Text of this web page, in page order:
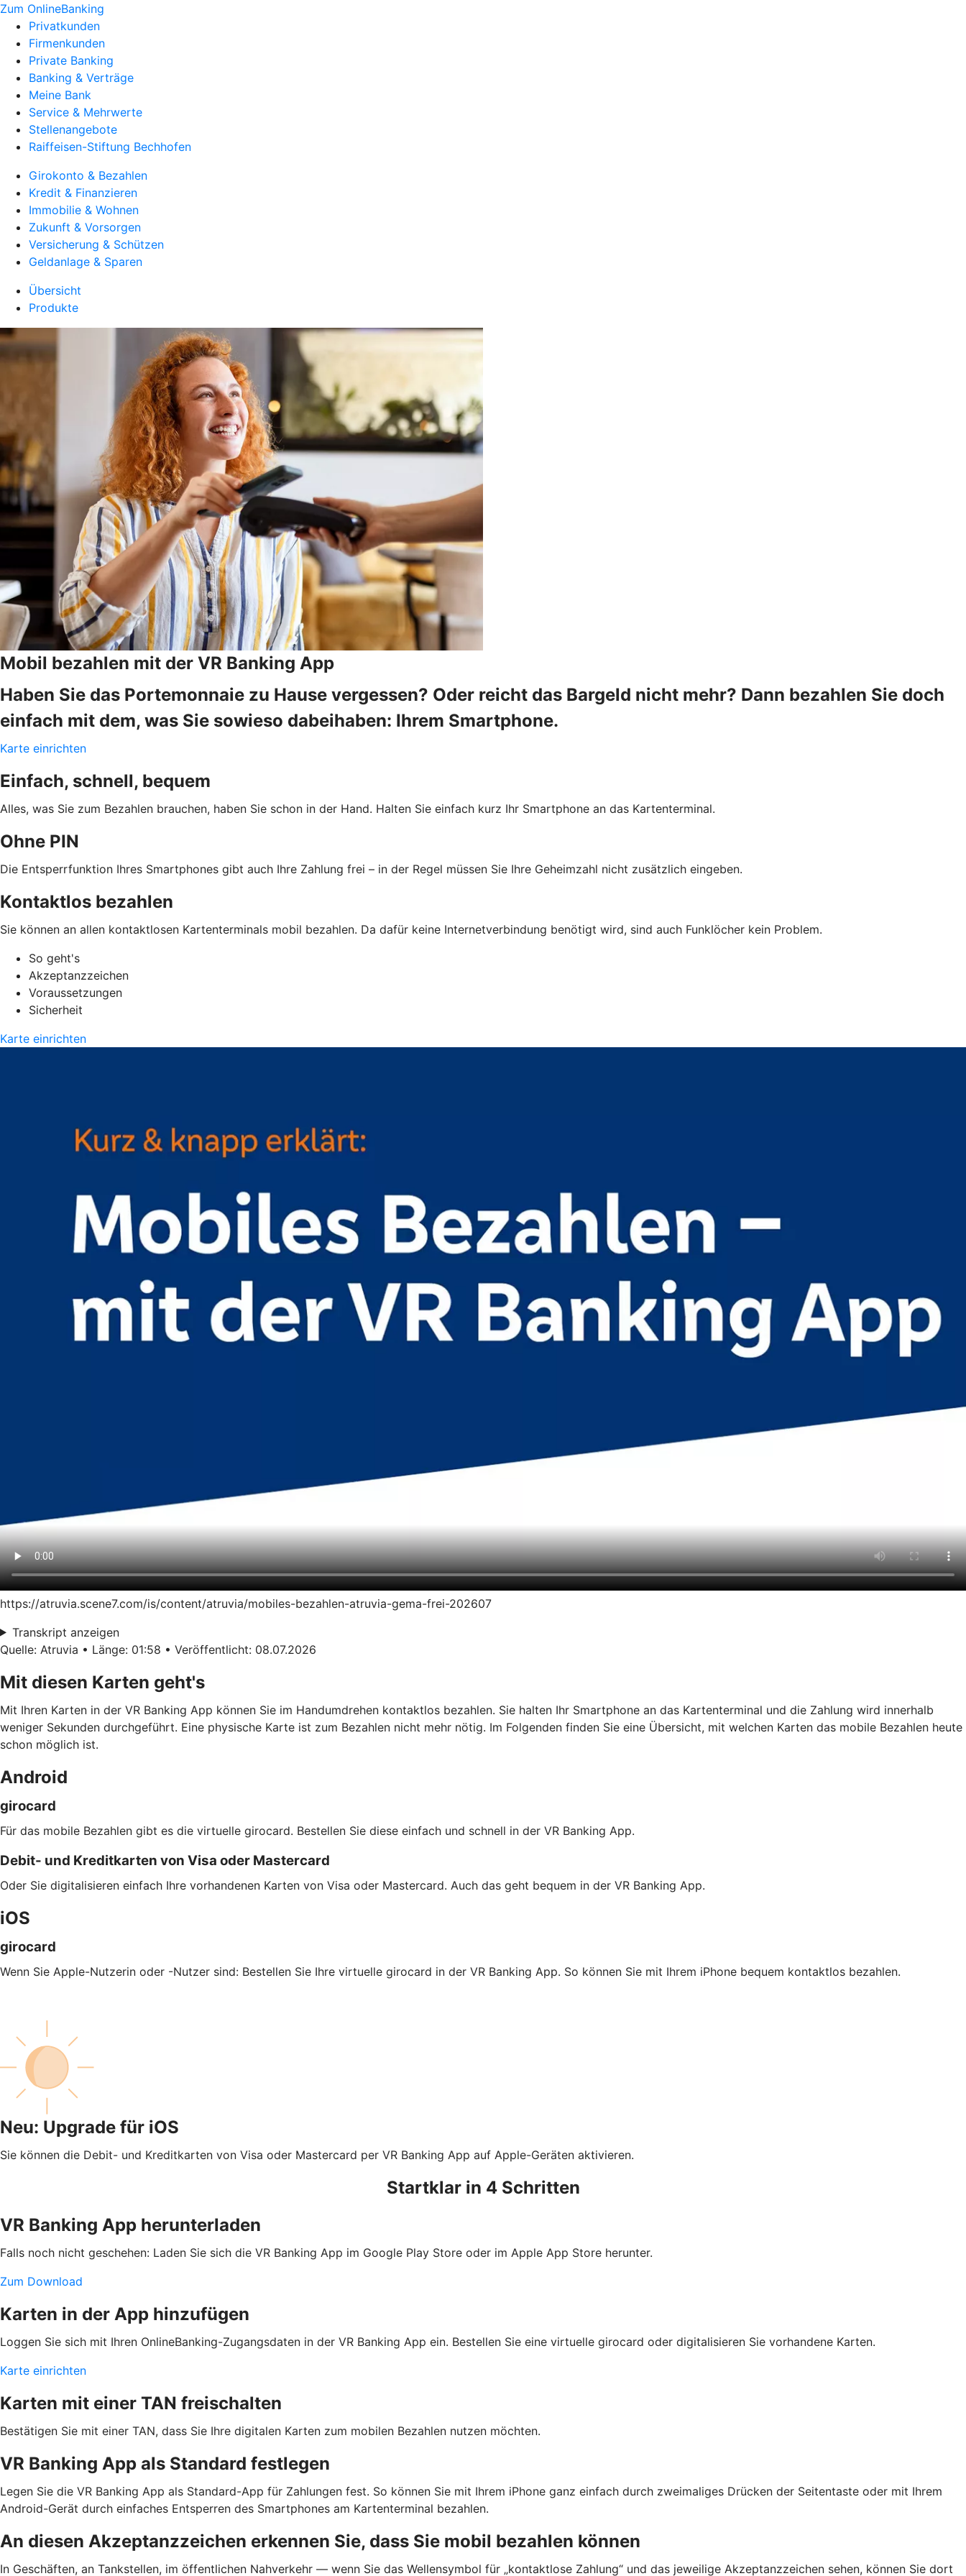
Zum OnlineBanking
Privatkunden
Firmenkunden
Private Banking
Banking & Verträge
Meine Bank
Service & Mehrwerte
Stellenangebote
Raiffeisen-Stiftung Bechhofen
Girokonto & Bezahlen
Kredit & Finanzieren
Immobilie & Wohnen
Zukunft & Vorsorgen
Versicherung & Schützen
Geldanlage & Sparen
Übersicht
Produkte
Mobil bezahlen mit der VR Banking App
Haben Sie das Portemonnaie zu Hause vergessen? Oder reicht das Bargeld nicht mehr? Dann bezahlen Sie doch
einfach mit dem, was Sie sowieso dabeihaben: Ihrem Smartphone.
Karte einrichten
Einfach, schnell, bequem
Alles, was Sie zum Bezahlen brauchen, haben Sie schon in der Hand. Halten Sie einfach kurz Ihr Smartphone an das Kartenterminal.
Ohne PIN
Die Entsperrfunktion Ihres Smartphones gibt auch Ihre Zahlung frei – in der Regel müssen Sie Ihre Geheimzahl nicht zusätzlich eingeben.
Kontaktlos bezahlen
Sie können an allen kontaktlosen Kartenterminals mobil bezahlen. Da dafür keine Internetverbindung benötigt wird, sind auch Funklöcher kein Problem.
So geht's
Akzeptanzzeichen
Voraussetzungen
Sicherheit
Karte einrichten
https://atruvia.scene7.com/is/content/atruvia/mobiles-bezahlen-atruvia-gema-frei-202607
Transkript anzeigen
Quelle: Atruvia • Länge: 01:58 • Veröffentlicht: 08.07.2026
Mit diesen Karten geht's
Mit Ihren Karten in der VR Banking App können Sie im Handumdrehen kontaktlos bezahlen. Sie halten Ihr Smartphone an das Kartenterminal und die Zahlung wird innerhalb
weniger Sekunden durchgeführt. Eine physische Karte ist zum Bezahlen nicht mehr nötig. Im Folgenden finden Sie eine Übersicht, mit welchen Karten das mobile Bezahlen heute
schon möglich ist.
Android
girocard
Für das mobile Bezahlen gibt es die virtuelle girocard. Bestellen Sie diese einfach und schnell in der VR Banking App.
Debit- und Kreditkarten von Visa oder Mastercard
Oder Sie digitalisieren einfach Ihre vorhandenen Karten von Visa oder Mastercard. Auch das geht bequem in der VR Banking App.
iOS
girocard
Wenn Sie Apple-Nutzerin oder -Nutzer sind: Bestellen Sie Ihre virtuelle girocard in der VR Banking App. So können Sie mit Ihrem iPhone bequem kontaktlos bezahlen.
Neu: Upgrade für iOS
Sie können die Debit- und Kreditkarten von Visa oder Mastercard per VR Banking App auf Apple-Geräten aktivieren.
Startklar in 4 Schritten
VR Banking App herunterladen
Falls noch nicht geschehen: Laden Sie sich die VR Banking App im Google Play Store oder im Apple App Store herunter.
Zum Download
Karten in der App hinzufügen
Loggen Sie sich mit Ihren OnlineBanking-Zugangsdaten in der VR Banking App ein. Bestellen Sie eine virtuelle girocard oder digitalisieren Sie vorhandene Karten.
Karte einrichten
Karten mit einer TAN freischalten
Bestätigen Sie mit einer TAN, dass Sie Ihre digitalen Karten zum mobilen Bezahlen nutzen möchten.
VR Banking App als Standard festlegen
Legen Sie die VR Banking App als Standard-App für Zahlungen fest. So können Sie mit Ihrem iPhone ganz einfach durch zweimaliges Drücken der Seitentaste oder mit Ihrem
Android-Gerät durch einfaches Entsperren des Smartphones am Kartenterminal bezahlen.
An diesen Akzeptanzzeichen erkennen Sie, dass Sie mobil bezahlen können
In Geschäften, an Tankstellen, im öffentlichen Nahverkehr — wenn Sie das Wellensymbol für „kontaktlose Zahlung“ und das jeweilige Akzeptanzzeichen sehen, können Sie dort